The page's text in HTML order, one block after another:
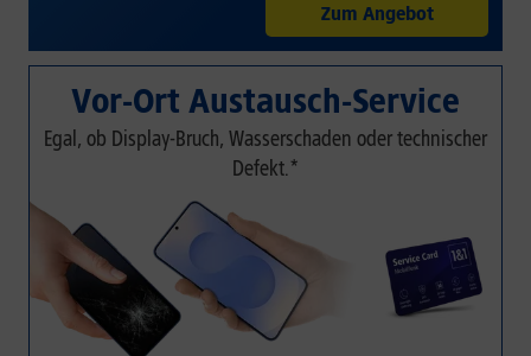
Zum Angebot
Vor-Ort Austausch-Service
Egal, ob Display-Bruch, Wasserschaden oder technischer
Defekt.*